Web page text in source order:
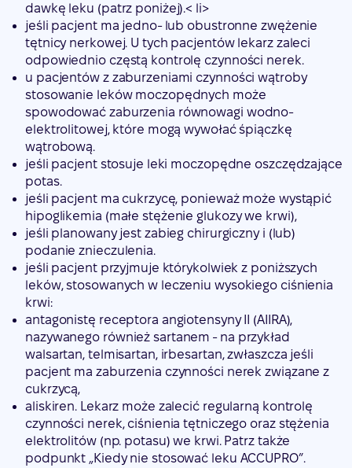
dawkę leku (patrz poniżej).< li>
jeśli pacjent ma jedno- lub obustronne zwężenie
tętnicy nerkowej. U tych pacjentów lekarz zaleci
odpowiednio częstą kontrolę czynności nerek.
u pacjentów z zaburzeniami czynności wątroby
stosowanie leków moczopędnych może
spowodować zaburzenia równowagi wodno-
elektrolitowej, które mogą wywołać śpiączkę
wątrobową.
jeśli pacjent stosuje leki moczopędne oszczędzające
potas.
jeśli pacjent ma cukrzycę, ponieważ może wystąpić
hipoglikemia (małe stężenie glukozy we krwi),
jeśli planowany jest zabieg chirurgiczny i (lub)
podanie znieczulenia.
jeśli pacjent przyjmuje którykolwiek z poniższych
leków, stosowanych w leczeniu wysokiego ciśnienia
krwi:
antagonistę receptora angiotensyny II (AIIRA),
nazywanego również sartanem - na przykład
walsartan, telmisartan, irbesartan, zwłaszcza jeśli
pacjent ma zaburzenia czynności nerek związane z
cukrzycą,
aliskiren. Lekarz może zalecić regularną kontrolę
czynności nerek, ciśnienia tętniczego oraz stężenia
elektrolitów (np. potasu) we krwi. Patrz także
podpunkt „Kiedy nie stosować leku ACCUPRO”.